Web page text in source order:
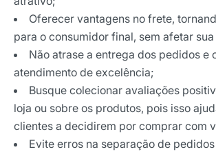
Oferecer vantagens no frete,
para o consumidor final, sem afetar
Não atrase a entrega dos pedidos e
atendimento de excelência;
Busque colecionar avaliações
loja ou sobre os produtos, pois isso
clientes a decidirem por comprar com
Evite erros na separação de